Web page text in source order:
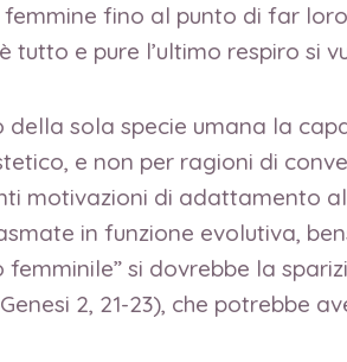
fino al punto di far
tutto e pure l’ultimo respiro si
della sola specie umana la
e non per ragioni di
motivazioni di adattamento
in funzione evolutiva,
si dovrebbe la
2, 21-23), che potrebbe